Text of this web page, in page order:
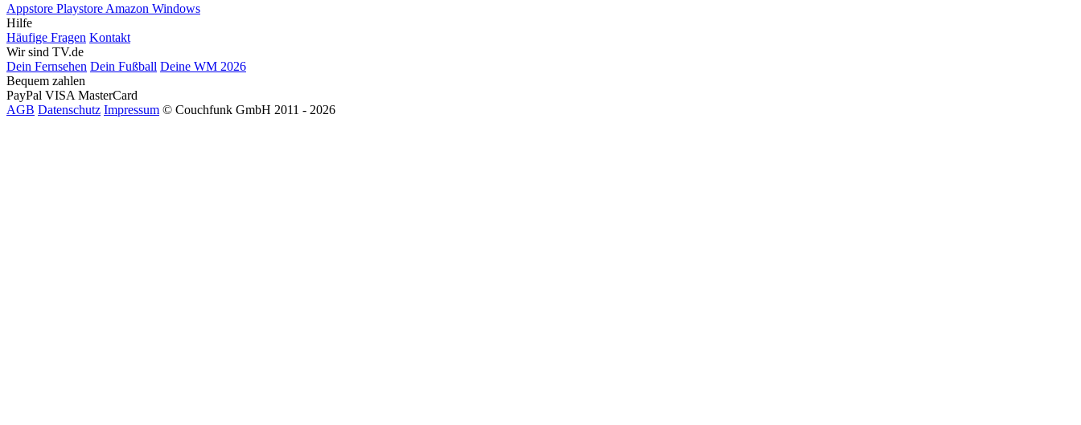
Appstore Playstore Amazon Windows
Hilfe
Häufige Fragen Kontakt
Wir sind TV.de
Dein Fernsehen Dein Fußball Deine WM 2026
Bequem zahlen
PayPal VISA MasterCard
AGB Datenschutz Impressum © Couchfunk GmbH 2011 - 2026